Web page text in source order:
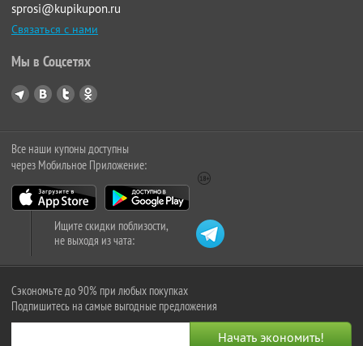
sprosi@kupikupon.ru
Связаться с нами
Мы в Соцсетях
Все наши купоны доступны
через Мобильное Приложение:
Ищите скидки поблизости,
не выходя из чата:
Сэкономьте до 90% при любых покупках
Подпишитесь на самые выгодные предложения